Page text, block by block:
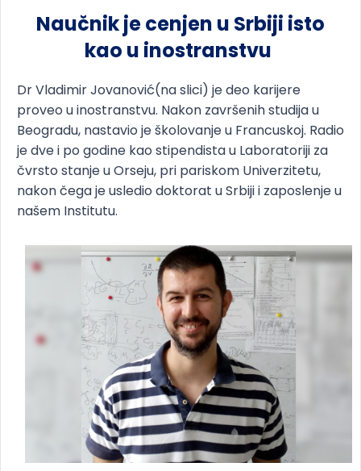
Naučnik je cenjen u Srbiji isto
kao u inostranstvu
Dr Vladimir Jovanović(na slici) je deo karijere
proveo u inostranstvu. Nakon završenih studija u
Beogradu, nastavio je školovanje u Francuskoj. Radio
je dve i po godine kao stipendista u Laboratoriji za
čvrsto stanje u Orseju, pri pariskom Univerzitetu,
nakon čega je usledio doktorat u Srbiji i zaposlenje u
našem Institutu.